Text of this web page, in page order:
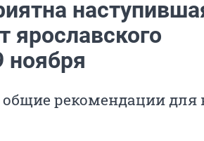
ярославского
ноября
рекомендации для